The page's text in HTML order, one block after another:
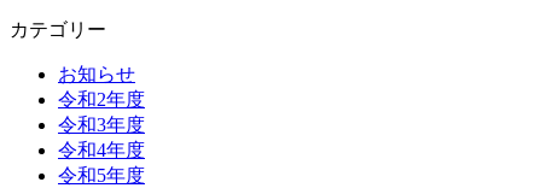
カテゴリー
お知らせ
令和2年度
令和3年度
令和4年度
令和5年度